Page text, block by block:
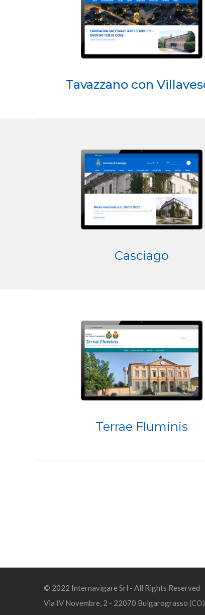
Tavazzano con
Casciago
Terrae Fluminis
© 2022 Internavigare Srl - All Rights Reserved
Via IV Novembre, 2 - 22070 Bulgarograsso